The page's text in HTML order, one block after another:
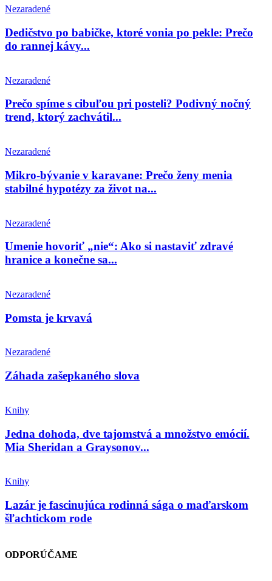
Nezaradené
Dedičstvo po babičke, ktoré vonia po pekle: Prečo
do rannej kávy...
Nezaradené
Prečo spíme s cibuľou pri posteli? Podivný nočný
trend, ktorý zachvátil...
Nezaradené
Mikro-bývanie v karavane: Prečo ženy menia
stabilné hypotézy za život na...
Nezaradené
Umenie hovoriť „nie“: Ako si nastaviť zdravé
hranice a konečne sa...
Nezaradené
Pomsta je krvavá
Nezaradené
Záhada zašepkaného slova
Knihy
Jedna dohoda, dve tajomstvá a množstvo emócií.
Mia Sheridan a Graysonov...
Knihy
Lazár je fascinujúca rodinná sága o maďarskom
šľachtickom rode
ODPORÚČAME